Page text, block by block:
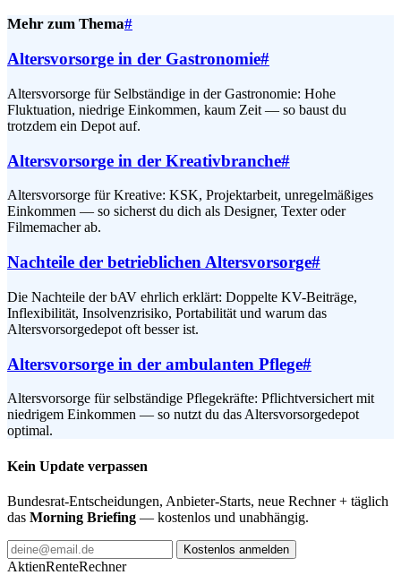
Mehr zum Thema#
Altersvorsorge in der Gastronomie#
Altersvorsorge für Selbständige in der Gastronomie: Hohe
Fluktuation, niedrige Einkommen, kaum Zeit — so baust du
trotzdem ein Depot auf.
Altersvorsorge in der Kreativbranche#
Altersvorsorge für Kreative: KSK, Projektarbeit, unregelmäßiges
Einkommen — so sicherst du dich als Designer, Texter oder
Filmemacher ab.
Nachteile der betrieblichen Altersvorsorge#
Die Nachteile der bAV ehrlich erklärt: Doppelte KV-Beiträge,
Inflexibilität, Insolvenzrisiko, Portabilität und warum das
Altersvorsorgedepot oft besser ist.
Altersvorsorge in der ambulanten Pflege#
Altersvorsorge für selbständige Pflegekräfte: Pflichtversichert mit
niedrigem Einkommen — so nutzt du das Altersvorsorgedepot
optimal.
Kein Update verpassen
Bundesrat-Entscheidungen, Anbieter-Starts, neue Rechner + täglich
das Morning Briefing — kostenlos und unabhängig.
Kostenlos anmelden
AktienRenteRechner